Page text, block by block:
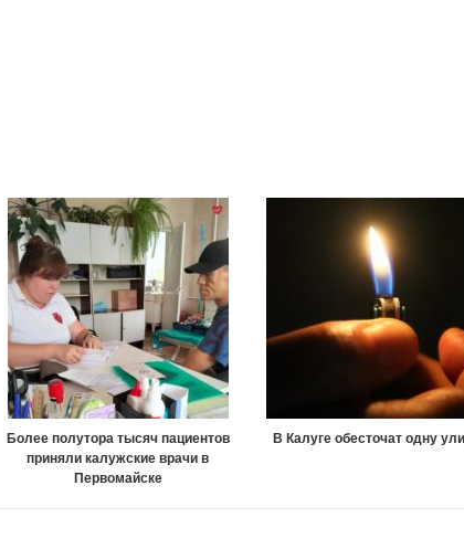
Более полутора тысяч пациентов
приняли калужские врачи в
Первомайске
В Калуге обесточат одну